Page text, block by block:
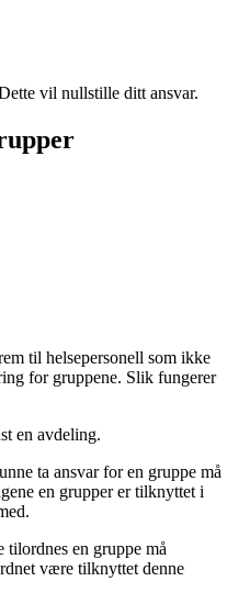
vil nullstille ditt ansvar.
til helsepersonell som ikke
for gruppene. Slik fungerer
en avdeling.
ta ansvar for en gruppe må
en grupper er tilknyttet i
tilordnes en gruppe må
være tilknyttet denne